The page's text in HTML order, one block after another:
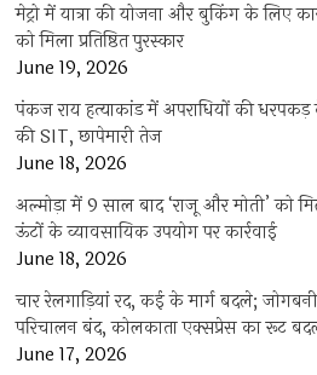
मेट्रो में यात्रा की योजना और बुकिंग के लिए
को मिला प्रतिष्ठित पुरस्कार
June 19, 2026
पंकज राय हत्याकांड में अपराधियों की
की SIT, छापेमारी तेज
June 18, 2026
अल्मोड़ा में 9 साल बाद ‘राजू और मोती’ को
ऊंटों के व्यावसायिक उपयोग पर कार्रवाई
June 18, 2026
चार रेलगाड़ियां रद, कई के मार्ग बदले;
परिचालन बंद, कोलकाता एक्सप्रेस का रूट
June 17, 2026